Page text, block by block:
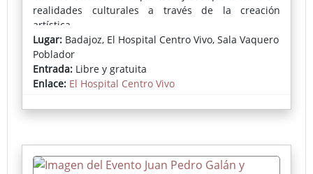
realidades culturales a través de la creación
artística.
Lugar: Badajoz, El Hospital Centro Vivo, Sala Vaquero
Poblador
Entrada: Libre y gratuita
Enlace: El Hospital Centro Vivo